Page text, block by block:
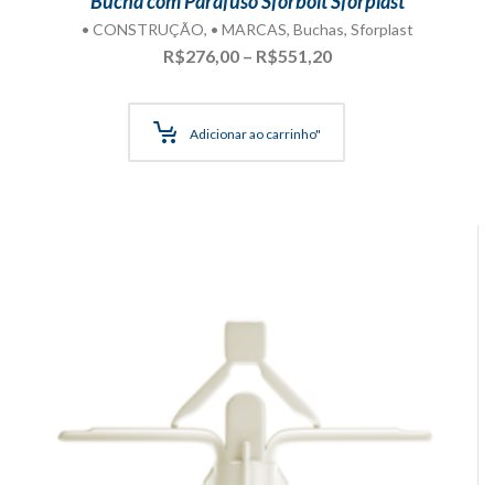
• CONSTRUÇÃO, • MARCAS, Buchas, Sforplast
R$276,00 – R$551,20Faixa
preço:
R$551,20
Adicionar ao carrinho"